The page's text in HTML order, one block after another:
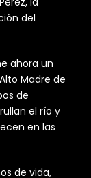
del
ahora un
Madre de
de
el río y
en las
de vida,